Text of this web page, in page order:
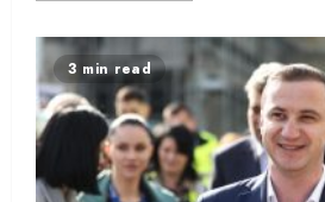
3 min read